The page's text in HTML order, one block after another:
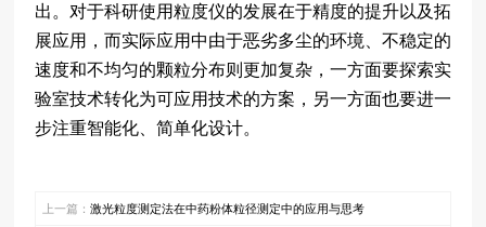
出。对于科研使用粒度仪的发展在于精度的提升以及拓
展应用，而实际应用中由于恶劣多尘的环境、不稳定的
速度和不均匀的颗粒分布则更加复杂，一方面要探索实
验室技术转化为可应用技术的方案，另一方面也要进一
步注重智能化、简单化设计。
上一篇： 激光粒度测定法在中药粉体粒径测定中的应用与思考